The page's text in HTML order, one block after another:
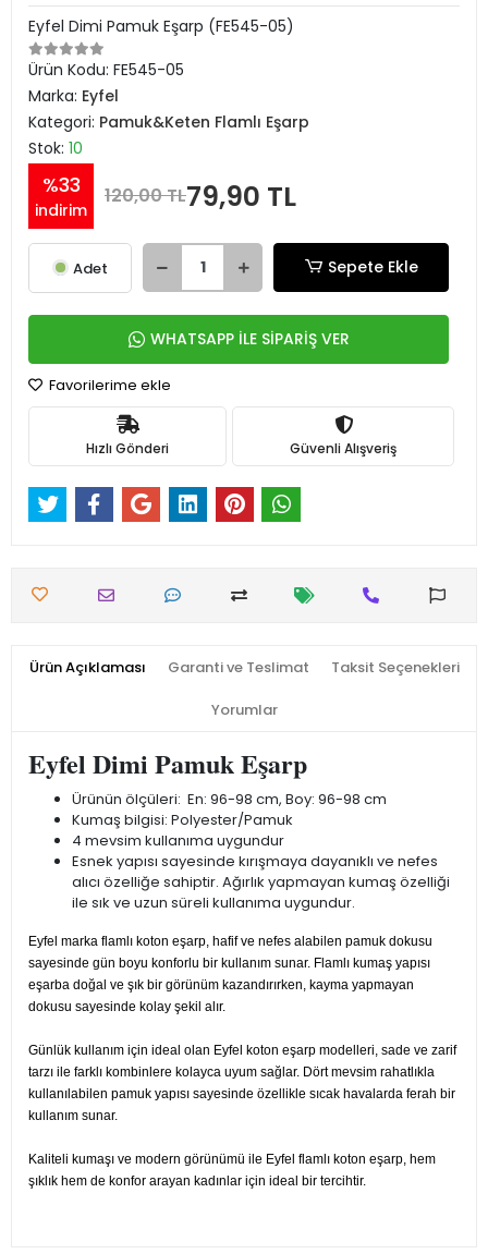
Eyfel Dimi Pamuk Eşarp (FE545-05)
Ürün Kodu: FE545-05
Marka: Eyfel
Kategori: Pamuk&Keten Flamlı Eşarp
Stok: 10
%33
indirim
120,00 TL79,90 TL
Adet Sepete Ekle
WHATSAPP İLE SİPARİŞ VER
Favorilerime ekle
Hızlı Gönderi Güvenli Alışveriş
Ürün Açıklaması Garanti ve Teslimat Taksit Seçenekleri
Yorumlar
Eyfel Dimi Pamuk Eşarp
Ürünün ölçüleri: En: 96-98 cm, Boy: 96-98 cm
Kumaş bilgisi: Polyester/Pamuk
4 mevsim kullanıma uygundur
Esnek yapısı sayesinde kırışmaya dayanıklı ve nefes
alıcı özelliğe sahiptir. Ağırlık yapmayan kumaş özelliği
ile sık ve uzun süreli kullanıma uygundur.
Eyfel marka flamlı koton eşarp, hafif ve nefes alabilen pamuk dokusu
sayesinde gün boyu konforlu bir kullanım sunar. Flamlı kumaş yapısı
eşarba doğal ve şık bir görünüm kazandırırken, kayma yapmayan
dokusu sayesinde kolay şekil alır.
Günlük kullanım için ideal olan Eyfel koton eşarp modelleri, sade ve zarif
tarzı ile farklı kombinlere kolayca uyum sağlar. Dört mevsim rahatlıkla
kullanılabilen pamuk yapısı sayesinde özellikle sıcak havalarda ferah bir
kullanım sunar.
Kaliteli kumaşı ve modern görünümü ile Eyfel flamlı koton eşarp, hem
şıklık hem de konfor arayan kadınlar için ideal bir tercihtir.